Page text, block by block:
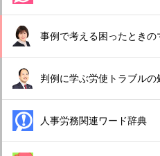
事例で考える困ったとき
判例に学ぶ労使トラブルの
人事労務関連ワード辞典